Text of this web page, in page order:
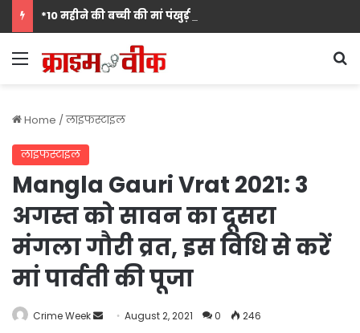
Menu
Home /लाइफस्टाइल
लाइफस्टाइल
Mangla Gauri Vrat 2021: 3
अगस्त को सावन का दूसरा
मंगला गौरी व्रत, इस विधि से करें
मां पार्वती की पूजा
Crime Week
SendAugust 2, 2021 0
246